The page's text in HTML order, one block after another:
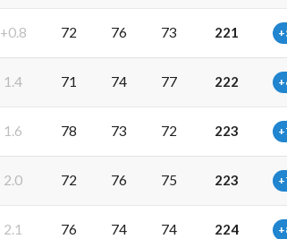
+0.8 72 76 73 221
1.4 71 74 77 222
1.6 78 73 72 223
2.0 72 76 75 223
2.1 76 74 74 224